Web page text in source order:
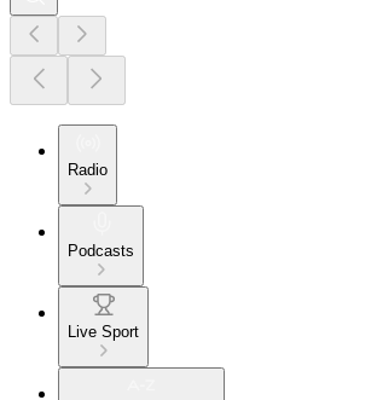
Radio
Podcasts
Live Sport